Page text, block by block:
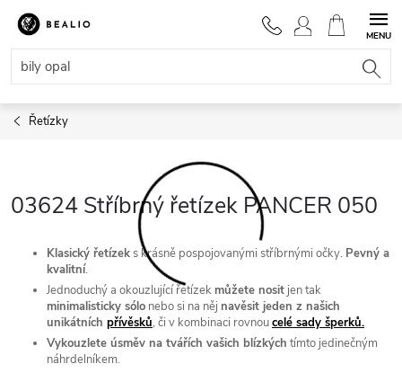
Přejít
obsah
NÁKUPNÍ
KOŠÍK
Řetízky
03624 Stříbrný řetízek PANCER 050
Klasický řetízeks krásně pospojovanými stříbrnými očky. Pevný a
kvalitní.
Jednoduchý a okouzlující řetízekmůžete nosit jen tak
minimalisticky sólo nebo si na něj navěsit jeden z našich
unikátních přívěsků, či v kombinaci rovnoucelé sady šperků.
Vykouzlete úsměv na tvářích vašich blízkých tímto jedinečným
náhrdelníkem.